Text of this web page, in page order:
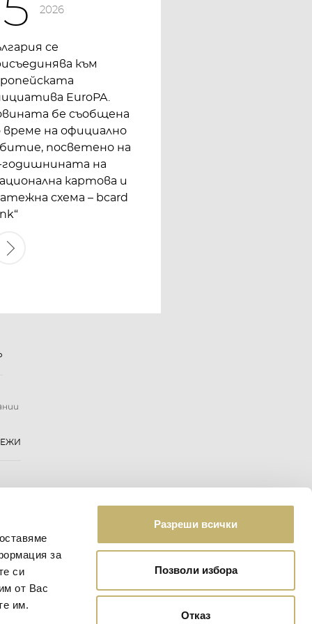
за
си
от Вас
им.
Разреши всички
Позволи избора
Отказ
2026
се
към
EuroPA.
бе съобщена
време на официално
посветено на
годишнината на
картова и
схема – bcard